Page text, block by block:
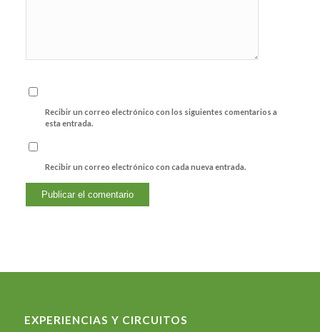
Recibir un correo electrónico con los siguientes comentarios a
esta entrada.
Recibir un correo electrónico con cada nueva entrada.
EXPERIENCIAS Y CIRCUITOS